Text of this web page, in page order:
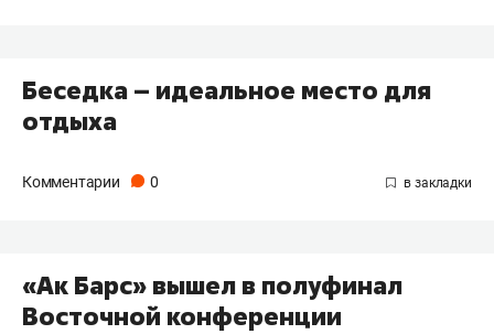
Беседка – идеальное место для
отдыха
Комментарии 0
«Ак Барс» вышел в полуфинал
Восточной конференции